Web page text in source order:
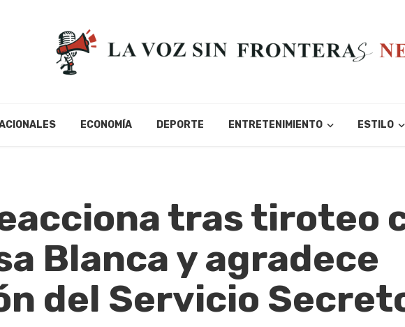
ECONOMÍA DEPORTE ENTRETENIMIENTO ESTILO
tras tiroteo
Blanca y agradece
del Servicio